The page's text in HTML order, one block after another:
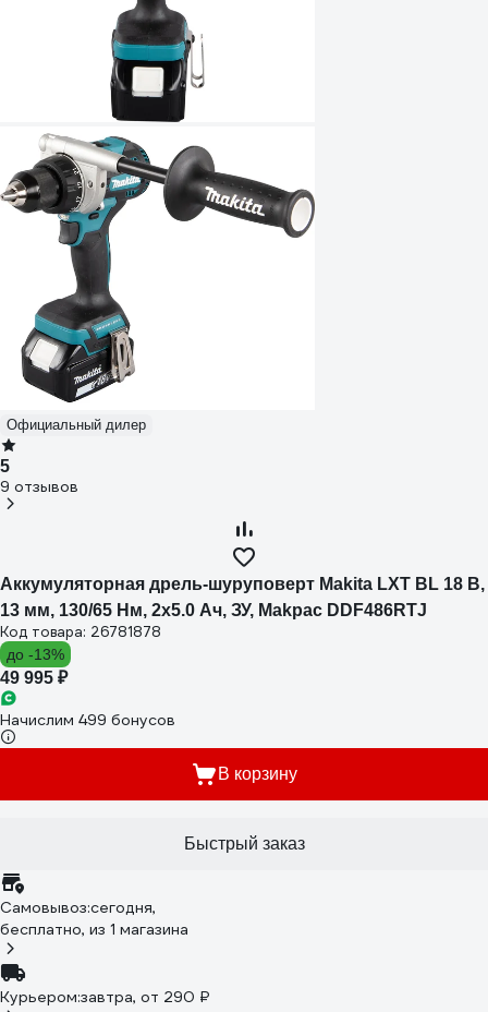
Официальный дилер
5
9 отзывов
Аккумуляторная дрель-шуруповерт Makita LXT BL 18 В,
13 мм, 130/65 Нм, 2x5.0 Ач, ЗУ, Makpac DDF486RTJ
Код товара: 26781878
до -13%
49 995 ₽
Начислим 499 бонусов
В корзину
Быстрый заказ
Самовывоз:сегодня,
бесплатно, из 1 магазина
Курьером:завтра, от 290 ₽